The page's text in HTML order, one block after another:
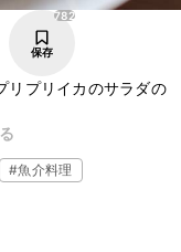
782
保存
リプリイカのサラダの
。
や水菜を入れてアレン
試しくださいね。
#魚介料理